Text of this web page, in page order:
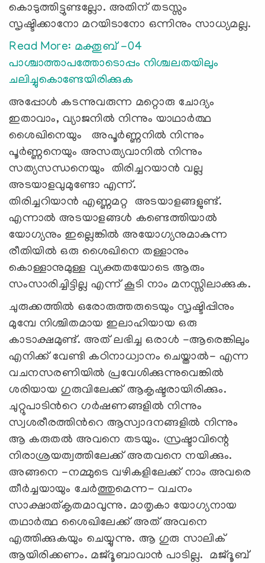
കൊടുത്തിട്ടുണ്ടല്ലോ. അതിന് തടസ്സം
സൃഷ്ടിക്കാനോ മറയിടാനോ ഒന്നിനും സാധ്യമല്ല.
Read More: മക്തൂബ് -04
പാശ്ചാത്താപത്തോടൊപ്പം നിശ്ചലതയിലും
ചലിച്ചുകൊണ്ടേയിരിക്കുക
അപ്പോള്‍ കടന്നുവരുന്ന മറ്റൊരു ചോദ്യം
ഇതാവാം, വ്യാജനില്‍ നിന്നും യാഥാര്‍ത്ഥ
ശൈഖിനെയും അപൂര്‍ണ്ണനില്‍ നിന്നും
പൂര്‍ണ്ണനെയും അസത്യവാനില്‍ നിന്നും
സത്യസന്ധനെയും തിരിച്ചറയാന്‍ വല്ല
അടയാളവുമുണ്ടോ എന്ന്.
തിരിച്ചറിയാന്‍ എണ്ണമറ്റ അടയാളങ്ങളുണ്ട്.
എന്നാല്‍ അടയാളങ്ങള്‍ കണ്ടെത്തിയാല്‍
യോഗ്യനും ഇല്ലെങ്കില്‍ അയോഗ്യനുമാകുന്ന
രീതിയില്‍ ഒരു ശൈഖിനെ തള്ളാനും
കൊള്ളാനുമുള്ള വ്യക്തതയോടെ ആരും
സംസാരിച്ചിട്ടില്ല എന്ന് കൂടി നാം മനസ്സിലാക്കുക.
ചുരുക്കത്തില്‍ ഒരോരുത്തരുടെയും സൃഷ്ടിപ്പിനും
മുമ്പേ നിശ്ചിതമായ ഇലാഹിയായ ഒരു
കാടാക്ഷമുണ്ട്. അത് ലഭിച്ച ഒരാള്‍ -ആരെങ്കിലും
എനിക്ക് വേണ്ടി കഠിനാധ്വാനം ചെയ്താല്‍- എന്ന
വചനസരണിയില്‍ പ്രവേശിക്കുന്നുവെങ്കില്‍
ശരിയായ ഗുരുവിലേക്ക് ആകൃഷ്ടരായിരിക്കും.
ചുറ്റുപാടിന്‍റെ ഗര്‍ഷണങ്ങളില്‍ നിന്നും
സ്വശരീരത്തിന്‍റെ ആസ്വാദനങ്ങളില്‍ നിന്നും
ആ കരുതല്‍ അവനെ തടയും. സ്രഷ്ടാവിന്റെ
നിരാശ്രയത്വത്തിലേക്ക് അതവനെ നയിക്കും.
അങ്ങനെ -നമ്മുടെ വഴികളിലേക്ക് നാം അവരെ
തീര്‍ച്ചയായും ചേര്‍ത്തുമെന്ന- വചനം
സാക്ഷാത്കൃതമാവുന്നു. മാതൃകാ യോഗ്യനായ
തഥാര്‍ത്ഥ ശൈഖിലേക്ക് അത് അവനെ
എത്തിക്കുകയും ചെയ്യുന്നു. ആ ഗുരു സാലിക്
ആയിരിക്കണം. മജ്ദൂബാവാന്‍ പാടില്ല. മജ്ദൂബ്